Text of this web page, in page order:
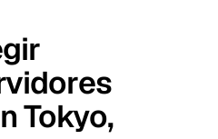
Tokyo,